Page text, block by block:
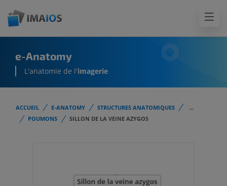
e-Anatomy
L'anatomie de l'imagerie
ACCUEIL E-ANATOMY STRUCTURES ANATOMIQUES
...
POUMONS
SILLON DE LA VEINE AZYGOS